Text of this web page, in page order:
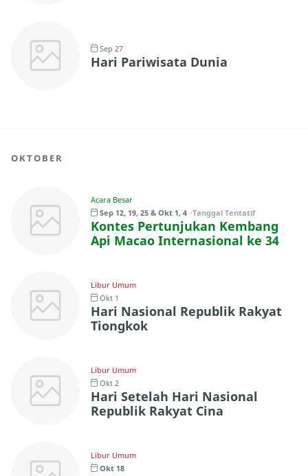
Sep 27
Hari Pariwisata Dunia
OKTOBER
Acara Besar
Sep 12, 19, 25 & Okt 1, 4 Tanggal Tentatif
Kontes Pertunjukan Kembang
Api Macao Internasional ke 34
Libur Umum
Okt 1
Hari Nasional Republik Rakyat
Tiongkok
Libur Umum
Okt 2
Hari Setelah Hari Nasional
Republik Rakyat Cina
Libur Umum
Okt 18